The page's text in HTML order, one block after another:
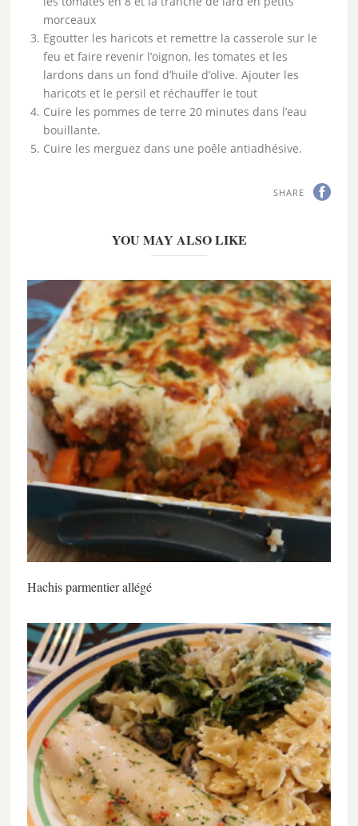
morceaux
Egoutter les haricots et remettre la casserole sur le
feu et faire revenir l’oignon, les tomates et les
lardons dans un fond d’huile d’olive. Ajouter les
haricots et le persil et réchauffer le tout
Cuire les pommes de terre 20 minutes dans l’eau
bouillante.
Cuire les merguez dans une poêle antiadhésive.
SHARE
YOU MAY ALSO LIKE
Hachis parmentier allégé